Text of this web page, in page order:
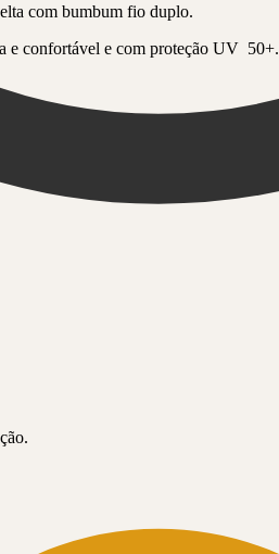
com bumbum fio duplo.
e confortável e com proteção UV 50+.